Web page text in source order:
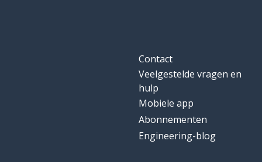
Contact
Veelgestelde vragen en
hulp
Mobiele app
Abonnementen
Engineering-blog